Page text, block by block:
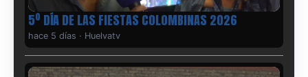
5º DÍA DE LAS FIESTAS COLOMBINAS 2026
hace 5 días · Huelvatv